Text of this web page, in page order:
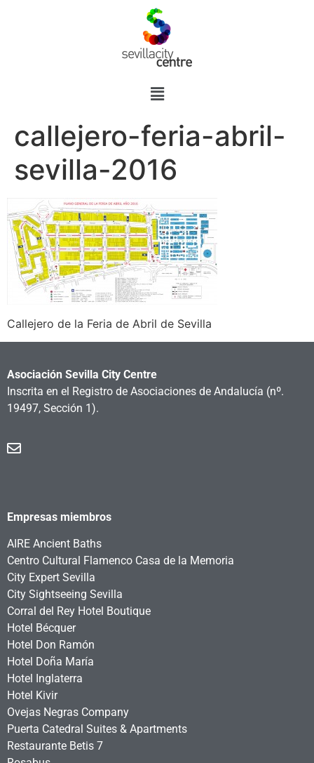
callejero-feria-abril-
sevilla-2016
Callejero de la Feria de Abril de Sevilla
Asociación Sevilla City Centre
Inscrita en el Registro de Asociaciones de Andalucía (nº.
19497, Sección 1).
Empresas miembros
AIRE Ancient Baths
Centro Cultural Flamenco Casa de la Memoria
City Expert Sevilla
City Sightseeing Sevilla
Corral del Rey Hotel Boutique
Hotel Bécquer
Hotel Don Ramón
Hotel Doña María
Hotel Inglaterra
Hotel Kivir
Ovejas Negras Company
Puerta Catedral Suites & Apartments
Restaurante Betis 7